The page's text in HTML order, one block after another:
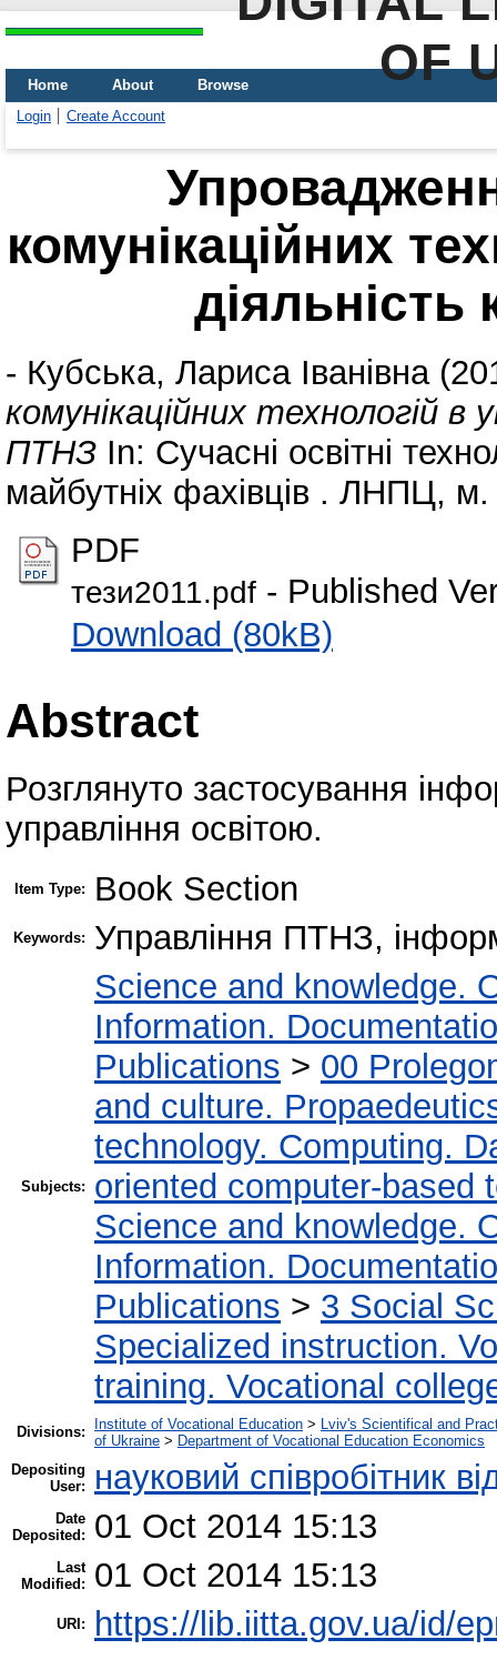
OF
Home About
Browse
Login
Create Account
комунікаційних
діяльність
- Кубська, Лариса Іванівна
комунікаційних технологій в
ПТНЗ In: Сучасні освітні
майбутніх фахівців . ЛНПЦ,
PDF
тези2011.pdf - Published
Download (80kB)
Abstract
Розглянуто застосування
управління освітою.
Item Type: Book Section
Keywords: Управління ПТНЗ,
Subjects:
Science and knowledge.
Information.
Publications > 00
and culture.
technology. Computing.
oriented computer-based
Science and knowledge.
Information.
Publications > 3 Social
Specialized instruction.
training. Vocational
Divisions: Institute of Vocational Education > Lviv's Scientifical and
of Ukraine > Department of Vocational Education Economics
Depositing
User:
науковий співробітник
Date
Deposited:
01 Oct 2014 15:13
Last
Modified:
01 Oct 2014 15:13
URI: https://lib.iitta.gov.ua/id/